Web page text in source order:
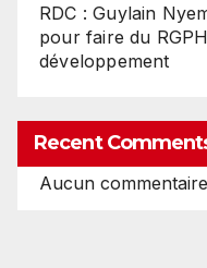
RDC : Guylain
pour faire du
développement
Recent
Aucun